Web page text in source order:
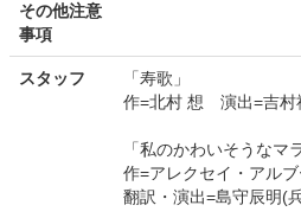
その他注意
事項
スタッフ
「寿歌」
作=北村 想 演出=吉村
「私のかわいそうなマ
作=アレクセイ・アル
翻訳・演出=島守辰明(